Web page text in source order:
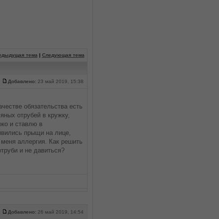
тема | Следующая тема
Добавлено:23 май 2019, 15:38
обязательства есть
отрубей в кружку,
и ставлю в
прыщи на лице,
аллергия. Как решить
и не давиться?
Добавлено: 26 май 2019, 14:54